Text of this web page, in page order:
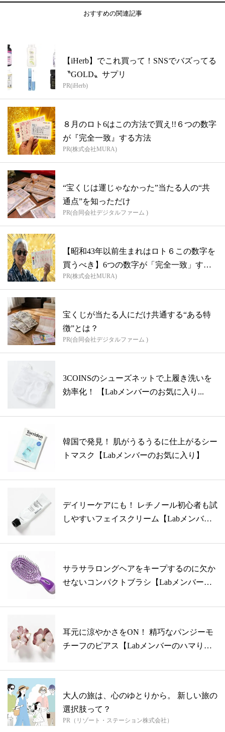
おすすめの関連記事
【iHerb】でこれ買って！SNSでバズってる
〝GOLD〟サプリ
PR(iHerb)
８月のロト6はこの方法で買え!!６つの数字
が『完全一致』する方法
PR(株式会社MURA)
“宝くじは運じゃなかった”当たる人の“共
通点”を知っただけ
PR(合同会社デジタルファーム )
【昭和43年以前生まれはロト６この数字を
買うべき】6つの数字が「完全一致」する
方...
PR(株式会社MURA)
宝くじが当たる人にだけ共通する“ある特
徴”とは？
PR(合同会社デジタルファーム )
3COINSのシューズネットで上履き洗いを
効率化！ 【Labメンバーのお気に入り...
韓国で発見！ 肌がうるうるに仕上がるシー
トマスク【Labメンバーのお気に入り】
デイリーケアにも！ レチノール初心者も試
しやすいフェイスクリーム【Labメンバ
サラサラロングヘアをキープするのに欠か
せないコンパクトブラシ【Labメンバーの
耳元に涼やかさをON！ 精巧なパンジーモ
チーフのピアス【Labメンバーのハマり
大人の旅は、心のゆとりから。 新しい旅の
選択肢って？
PR（リゾート・ステーション株式会社）